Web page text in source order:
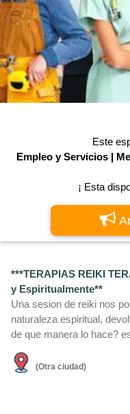
Este
Empleo y Servicios |
¡ Esta
***TERAPIAS REIKI
y Espiritualmente**
Una sesion de reiki nos
naturaleza espiritual,
de que manera lo hace?
(Otra ciudad)